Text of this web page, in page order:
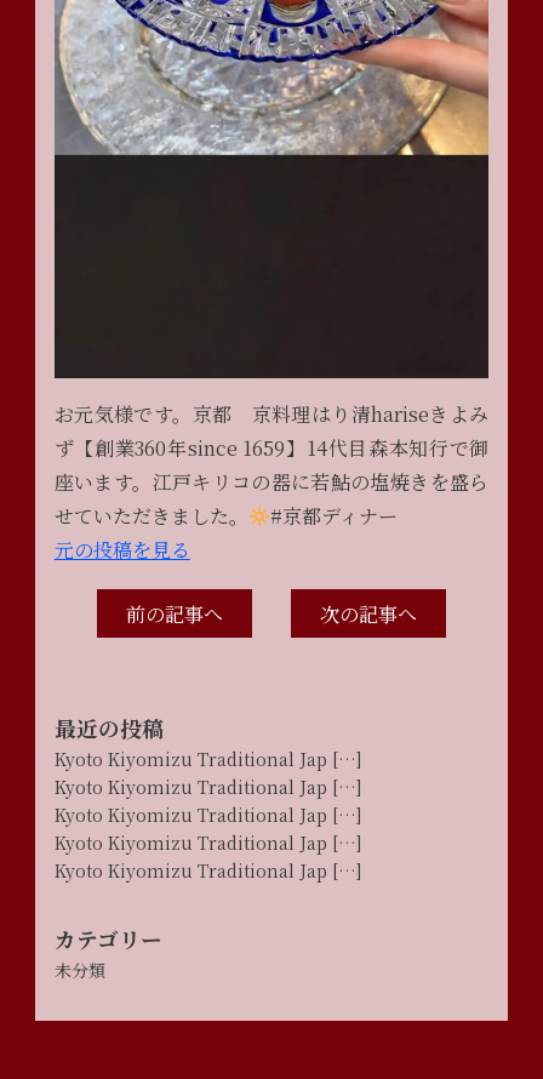
お元気様です。京都 京料理はり清hariseきよみ
ず【創業360年since 1659】14代目森本知行で御
座います。江戸キリコの器に若鮎の塩焼きを盛ら
せていただきました。
#京都ディナー
元の投稿を見る
前の記事へ 次の記事へ
最近の投稿
Kyoto Kiyomizu Traditional Jap […]
Kyoto Kiyomizu Traditional Jap […]
Kyoto Kiyomizu Traditional Jap […]
Kyoto Kiyomizu Traditional Jap […]
Kyoto Kiyomizu Traditional Jap […]
カテゴリー
未分類